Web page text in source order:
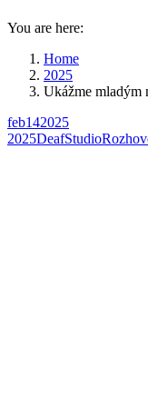
You are here:
Home
2025
Ukážme
feb142025
2025DeafStudio